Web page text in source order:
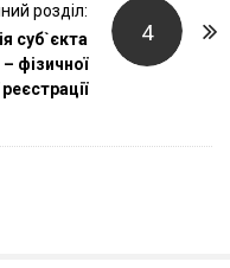
4
розділ:
суб`єкта
фізичної